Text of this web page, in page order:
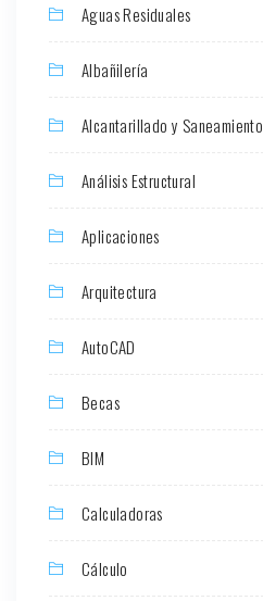
Aguas Residuales
Albañilería
Alcantarillado y Saneamiento
Análisis Estructural
Aplicaciones
Arquitectura
AutoCAD
Becas
BIM
Calculadoras
Cálculo